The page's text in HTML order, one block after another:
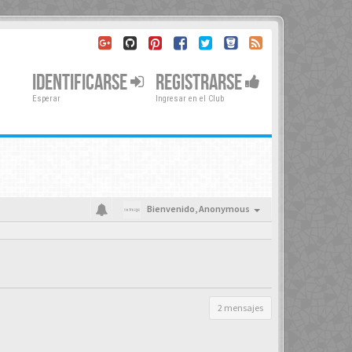
IDENTIFICARSE
Esperar
REGISTRARSE
Ingresar en el Club
Bienvenido,Anonymous
2 mensajes